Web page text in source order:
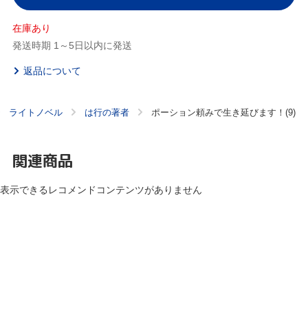
在庫あり
発送時期 1～5日以内に発送
返品について
ライトノベル は行の著者 ポーション頼みで生き延びます！(9)
関連商品
表示できるレコメンドコンテンツがありません